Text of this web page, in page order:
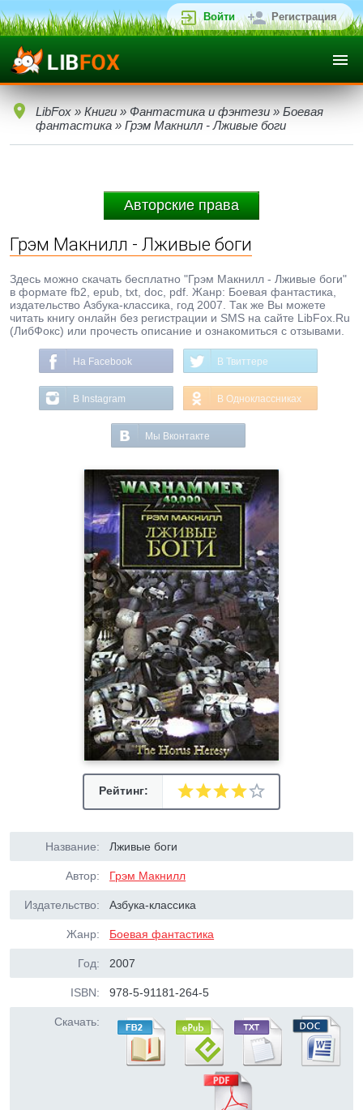
Войти Регистрация
LibFox » Книги » Фантастика и фэнтези » Боевая
фантастика » Грэм Макнилл - Лживые боги
Авторские права
Грэм Макнилл - Лживые боги
Здесь можно скачать бесплатно "Грэм Макнилл - Лживые боги"
в формате fb2, epub, txt, doc, pdf. Жанр: Боевая фантастика,
издательство Азбука-классика, год 2007. Так же Вы можете
читать книгу онлайн без регистрации и SMS на сайте LibFox.Ru
(ЛибФокс) или прочесть описание и ознакомиться с отзывами.
На Facebook В Твиттере
В Instagram В Одноклассниках
Мы Вконтакте
Рейтинг:
Название: Лживые боги
Автор: Грэм Макнилл
Издательство: Азбука-классика
Жанр: Боевая фантастика
Год: 2007
ISBN: 978-5-91181-264-5
Скачать: